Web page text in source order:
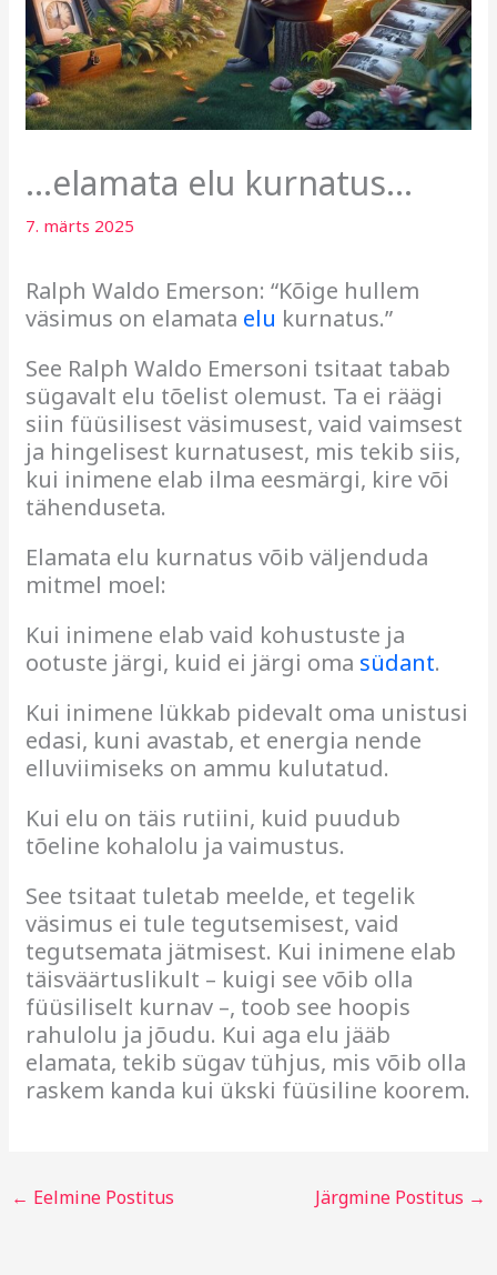
…elamata elu kurnatus…
7. märts 2025
Ralph Waldo Emerson: “Kõige hullem
väsimus on elamata elu kurnatus.”
See Ralph Waldo Emersoni tsitaat tabab
sügavalt elu tõelist olemust. Ta ei räägi
siin füüsilisest väsimusest, vaid vaimsest
ja hingelisest kurnatusest, mis tekib siis,
kui inimene elab ilma eesmärgi, kire või
tähenduseta.
Elamata elu kurnatus võib väljenduda
mitmel moel:
Kui inimene elab vaid kohustuste ja
ootuste järgi, kuid ei järgi oma südant.
Kui inimene lükkab pidevalt oma unistusi
edasi, kuni avastab, et energia nende
elluviimiseks on ammu kulutatud.
Kui elu on täis rutiini, kuid puudub
tõeline kohalolu ja vaimustus.
See tsitaat tuletab meelde, et tegelik
väsimus ei tule tegutsemisest, vaid
tegutsemata jätmisest. Kui inimene elab
täisväärtuslikult – kuigi see võib olla
füüsiliselt kurnav –, toob see hoopis
rahulolu ja jõudu. Kui aga elu jääb
elamata, tekib sügav tühjus, mis võib olla
raskem kanda kui ükski füüsiline koorem.
← Eelmine Postitus Järgmine Postitus →